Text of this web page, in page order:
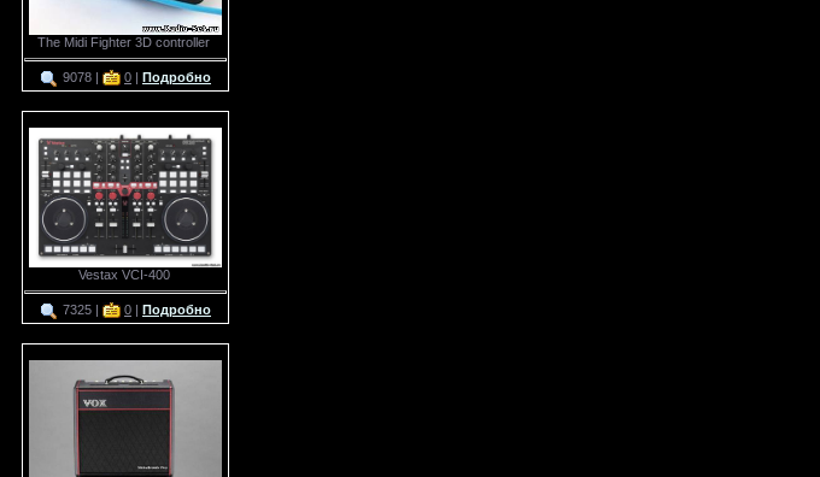
The Midi Fighter 3D controller
9078 | 0 Подробно
Vestax VCI-400
7325 | 0 Подробно